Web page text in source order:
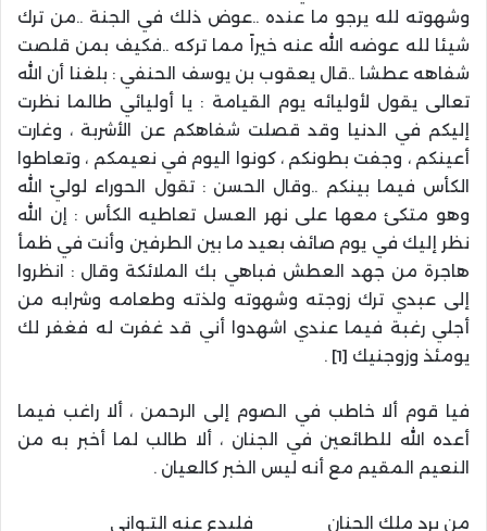
وشهوته لله يرجو ما عنده ..عوض ذلك في الجنة ..من ترك
شيئا لله عوضه الله عنه خيراً مما تركه ..فكيف بمن قلصت
شفاهه عطشا ..قال يعقوب بن يوسف الحنفي : بلغنا أن الله
تعالى يقول لأوليائه يوم القيامة : يا أوليائي طالما نظرت
إليكم في الدنيا وقد قصلت شفاهكم عن الأشربة ، وغارت
أعينكم ، وجفت بطونكم ، كونوا اليوم في نعيمكم ، وتعاطوا
الكأس فيما بينكم ..وقال الحسن : تقول الحوراء لوليّ الله
وهو متكئ معها على نهر العسل تعاطيه الكأس : إن الله
نظر إليك في يوم صائف بعيد ما بين الطرفين وأنت في ظمأ
هاجرة من جهد العطش فباهي بك الملائكة وقال : انظروا
إلى عبدي ترك زوجته وشهوته ولذته وطعامه وشرابه من
أجلي رغبة فيما عندي اشهدوا أني قد غفرت له فغفر لك
يومئذ وزوجنيك [1] .
فيا قوم ألا خاطب في الصوم إلى الرحمن ، ألا راغب فيما
أعده الله للطائعين في الجنان ، ألا طالب لما أخبر به من
النعيم المقيم مع أنه ليس الخبر كالعيان .
من يرد ملك الجنان فليدع عنه التـواني